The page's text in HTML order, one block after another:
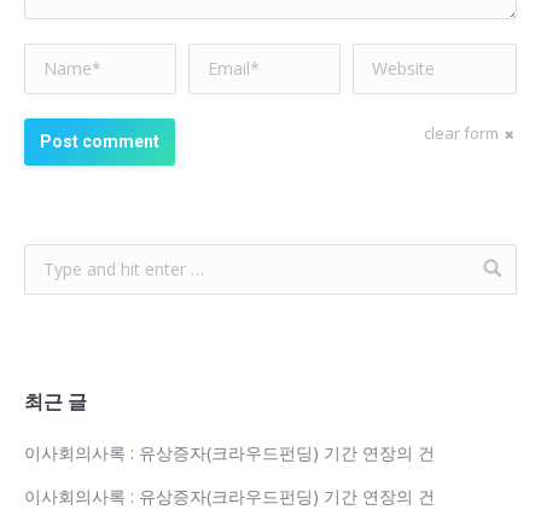
Name * Email * Website
clear form
Post comment
최근 글
이사회의사록 : 유상증자(크라우드펀딩) 기간 연장의 건
이사회의사록 : 유상증자(크라우드펀딩) 기간 연장의 건